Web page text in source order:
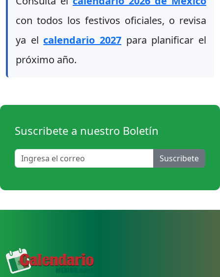
con todos los festivos oficiales, o revisa
ya el calendario 2027 para planificar el
próximo año.
Suscribete a nuestro Boletín
Suscribete